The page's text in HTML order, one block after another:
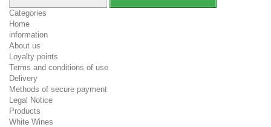
Categories
Home
information
About us
Loyalty points
Terms and conditions of use
Delivery
Methods of secure payment
Legal Notice
Products
White Wines